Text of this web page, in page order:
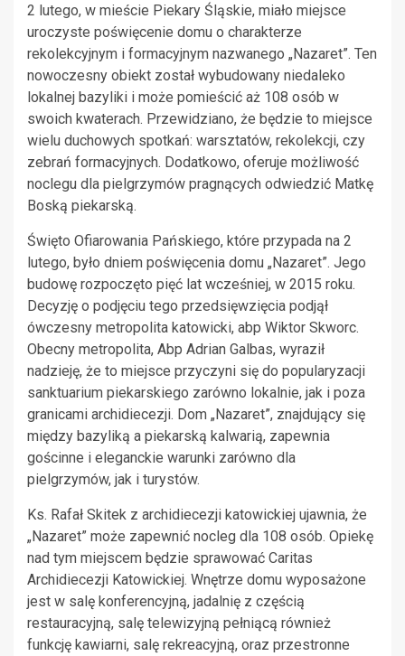
2 lutego, w mieście Piekary Śląskie, miało miejsce
uroczyste poświęcenie domu o charakterze
rekolekcyjnym i formacyjnym nazwanego „Nazaret”. Ten
nowoczesny obiekt został wybudowany niedaleko
lokalnej bazyliki i może pomieścić aż 108 osób w
swoich kwaterach. Przewidziano, że będzie to miejsce
wielu duchowych spotkań: warsztatów, rekolekcji, czy
zebrań formacyjnych. Dodatkowo, oferuje możliwość
noclegu dla pielgrzymów pragnących odwiedzić Matkę
Boską piekarską.
Święto Ofiarowania Pańskiego, które przypada na 2
lutego, było dniem poświęcenia domu „Nazaret”. Jego
budowę rozpoczęto pięć lat wcześniej, w 2015 roku.
Decyzję o podjęciu tego przedsięwzięcia podjął
ówczesny metropolita katowicki, abp Wiktor Skworc.
Obecny metropolita, Abp Adrian Galbas, wyraził
nadzieję, że to miejsce przyczyni się do popularyzacji
sanktuarium piekarskiego zarówno lokalnie, jak i poza
granicami archidiecezji. Dom „Nazaret”, znajdujący się
między bazyliką a piekarską kalwarią, zapewnia
gościnne i eleganckie warunki zarówno dla
pielgrzymów, jak i turystów.
Ks. Rafał Skitek z archidiecezji katowickiej ujawnia, że
„Nazaret” może zapewnić nocleg dla 108 osób. Opiekę
nad tym miejscem będzie sprawować Caritas
Archidiecezji Katowickiej. Wnętrze domu wyposażone
jest w salę konferencyjną, jadalnię z częścią
restauracyjną, salę telewizyjną pełniącą również
funkcję kawiarni, salę rekreacyjną, oraz przestronne